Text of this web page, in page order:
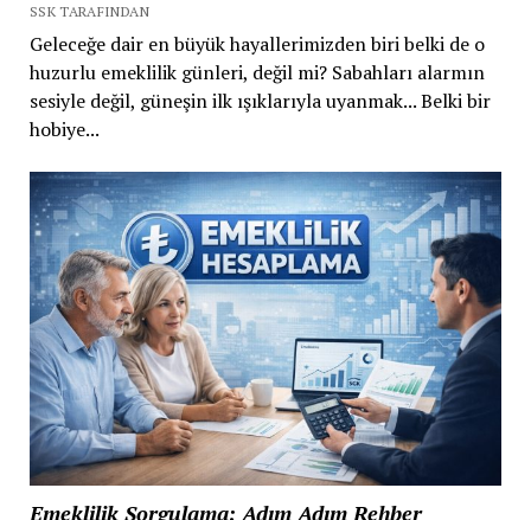
SSK TARAFINDAN
Geleceğe dair en büyük hayallerimizden biri belki de o
huzurlu emeklilik günleri, değil mi? Sabahları alarmın
sesiyle değil, güneşin ilk ışıklarıyla uyanmak... Belki bir
hobiye...
Emeklilik Sorgulama: Adım Adım Rehber